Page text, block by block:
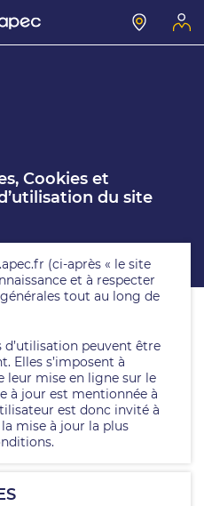
Cookies et
du site
(ci-après « le site
et à respecter
tout au long de
d’utilisation peuvent être
Elles s’imposent à
leur mise en ligne sur le
à jour est mentionnée à
est donc invité à
mise à jour la plus